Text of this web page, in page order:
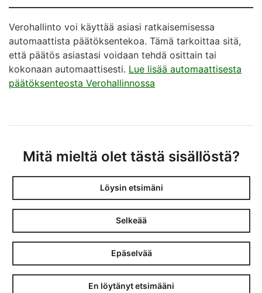
Verohallinto voi käyttää asiasi ratkaisemisessa
automaattista päätöksentekoa. Tämä tarkoittaa sitä,
että päätös asiastasi voidaan tehdä osittain tai
kokonaan automaattisesti. Lue lisää automaattisesta
päätöksenteosta Verohallinnossa
Mitä mieltä olet tästä sisällöstä?
Löysin etsimäni
Selkeää
Epäselvää
En löytänyt etsimääni